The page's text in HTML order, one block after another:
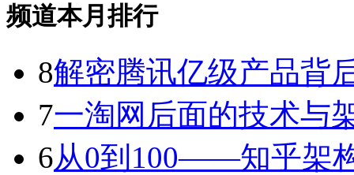
频道本月排行
8解密腾讯亿级产品背
7一淘网后面的技术与
6从0到100——知乎架